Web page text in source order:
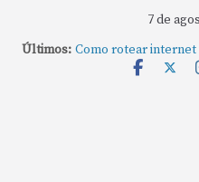
7 de
Últimos: Como rotear internet
compartilhar a